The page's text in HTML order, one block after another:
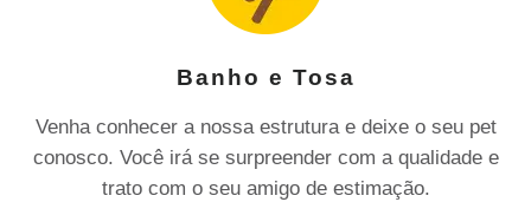
Banho e Tosa
Venha conhecer a nossa estrutura e deixe o seu pet
conosco. Você irá se surpreender com a qualidade e
trato com o seu amigo de estimação.